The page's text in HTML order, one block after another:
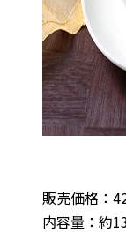
販売価格：
内容量：約